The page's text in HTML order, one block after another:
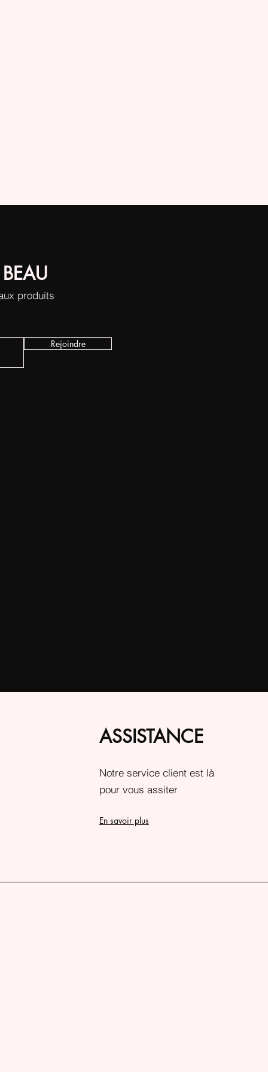
produits
Rejoindre
ASSISTANCE
Notre service client est là
pour vous assiter
En savoir plus